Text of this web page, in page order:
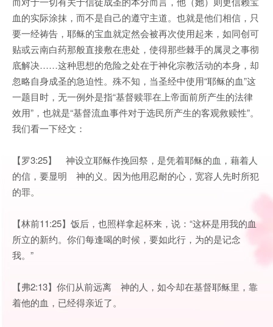
血的实际涂抹，而不是自己的遵守主道。也就是他们相信，只
要一经祷告，耶稣的宝血就定然会被再次使用起来，如同创可
贴或云南白药那般直接敷在患处，使得那些棘手的属灵之事彻
底解决……这种思想的危险之处在于神化宗教活动的本身，却
忽略自身成圣的急迫性。殊不知，当圣经中使用“耶稣的血”这
一题目时，无一例外是指“基督赎罪在上帝面前所产生的法律
效用”，也就是“基督流血事件对于选民所产生的客观救赎性”。
我们看一下经文：
【罗3:25】 神设立耶稣作挽回祭，是凭着耶稣的血，藉着人
的信，要显明 神的义。因为他用忍耐的心，宽容人先时所犯
的罪。
【林前11:25】饭后，也照样拿起杯来，说：“这杯是用我的血
所立的新约。你们每逢喝的时候，要如此行，为的是记念
我。”
【弗2:13】你们从前远离 神的人，如今却在基督耶稣里，靠
着他的血，已经得亲近了。